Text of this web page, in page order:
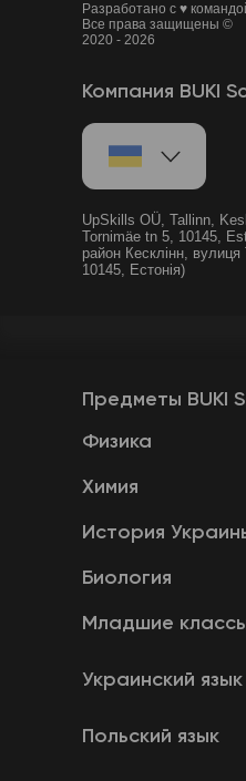
Разработано с ♥
Все права защищены ©
2020 - 2026
Компания BUKI
UpSkills OÜ, Tallinn,
Tornimäe tn 5, 10145,
район Кесклінн, вулиця
10145, Естонія)
Предметы BUKI
Физика
Химия
История
Биология
Младшие
Украинский язык
Польский язык